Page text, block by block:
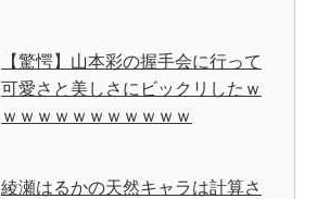
【驚愕】山本彩の握手会に行って
可愛さと美しさにビックリしたｗ
ｗｗｗｗｗｗｗｗｗｗｗ
綾瀬はるかの天然キャラは計算さ